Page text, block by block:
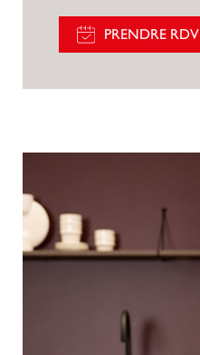
PRENDRE RDV